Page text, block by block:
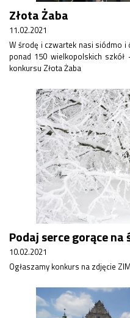
Złota Żaba
11.02.2021
W środę i czwartek nasi siódmo
ponad 150 wielkopolskich
konkursu Złota Żaba
Podaj serce gorące na
10.02.2021
Ogłaszamy konkurs na zdjęcie